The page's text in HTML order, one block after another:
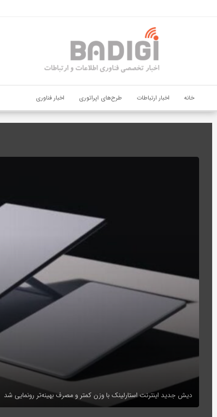
خانه اخبار ارتباطات طرح‌های اپراتوری اخبار فناوری
با استفاده از روش‌های زیر می‌توانید این صفحه را با دوستان خود به
دیش جدید اینترنت استارلینک با وزن کمتر و مصرف بهینه‌تر رونمایی شد